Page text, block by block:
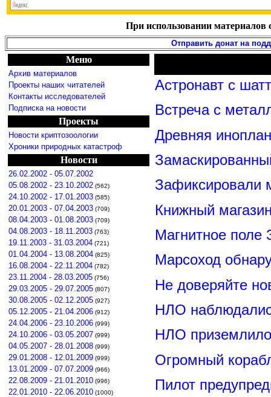
При использовании материалов
Отправить донат на
Меню
Архив материалов
Проекты наших читателей
Контакты исследователей
Подписка на новости
Проекты
Новости криптозоологии
Хроники природных катастроф
Новости
26.02.2002 - 05.07.2002
05.08.2002 - 23.10.2002 (562)
24.10.2002 - 17.01.2003 (585)
20.01.2003 - 07.04.2003 (709)
08.04.2003 - 01.08.2003 (709)
04.08.2003 - 18.11.2003 (763)
19.11.2003 - 31.03.2004 (721)
01.04.2004 - 13.08.2004 (825)
16.08.2004 - 22.11.2004 (782)
23.11.2004 - 28.03.2005 (756)
29.03.2005 - 29.07.2005 (807)
30.08.2005 - 02.12.2005 (927)
05.12.2005 - 21.04.2006 (912)
24.04.2006 - 23.10.2006 (999)
24.10.2006 - 03.05.2007 (999)
04.05.2007 - 28.01.2008 (999)
29.01.2008 - 12.01.2009 (999)
13.01.2009 - 07.07.2009 (966)
22.08.2009 - 21.01.2010 (996)
22.01.2010 - 22.06.2010 (1000)
Астронавт с
Встреча с
Древняя
Зафиксировали
Книжный
Магнитное поле
Марсоход
Не доверяйте
НЛО
НЛО
Огромный
Пилот